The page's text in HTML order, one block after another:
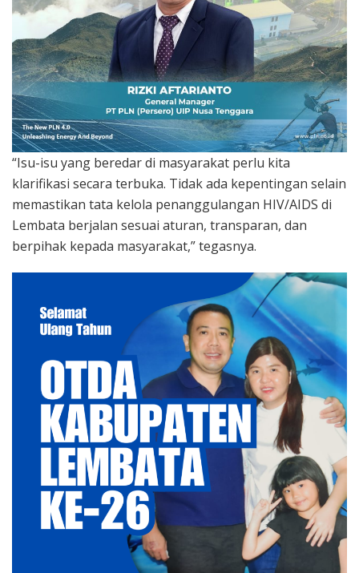
“Isu-isu yang beredar di masyarakat perlu kita
klarifikasi secara terbuka. Tidak ada kepentingan selain
memastikan tata kelola penanggulangan HIV/AIDS di
Lembata berjalan sesuai aturan, transparan, dan
berpihak kepada masyarakat,” tegasnya.